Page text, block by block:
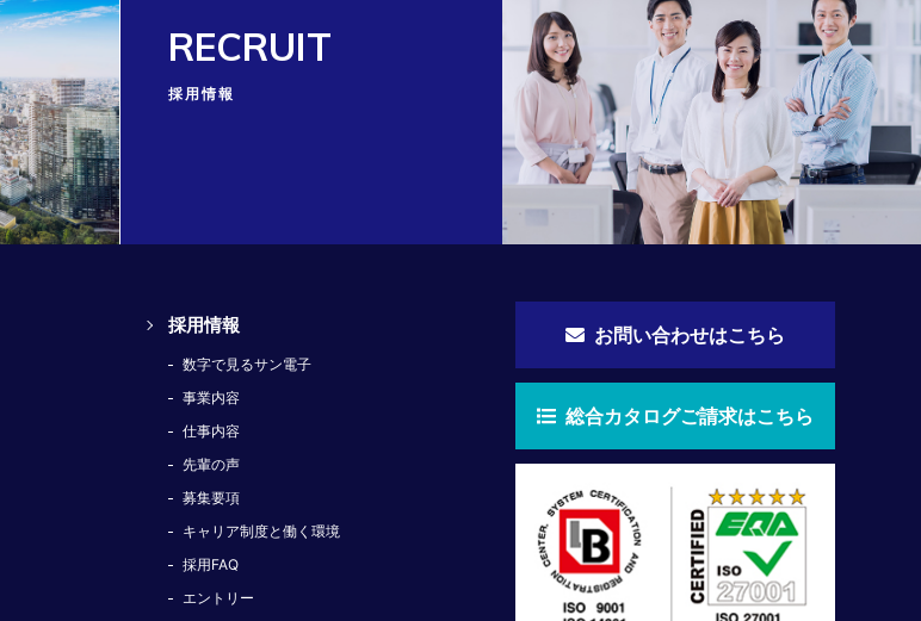
RECRUIT
採用情報
採用情報
数字で見るサン電子
事業内容
仕事内容
先輩の声
募集要項
キャリア制度と働く環境
採用FAQ
エントリー
お問い合わせはこちら
総合カタログご請求はこちら